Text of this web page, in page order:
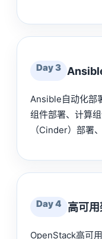
Day 3
Ansible自动化部
组件部署、计算
（Cinder）部署
Day 4 高可
OpenStack高可